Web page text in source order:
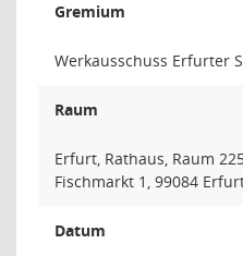
Gremium
Werkausschuss Erfurter
Raum
Erfurt, Rathaus, Raum
Fischmarkt 1, 99084
Datum